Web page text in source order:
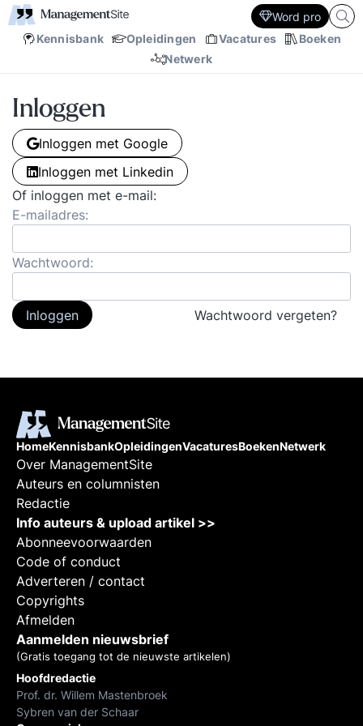
Kennisbank Opleidingen Vacatures
Boeken
Netwerk
Word pro
Inloggen
Inloggen met Google
Inloggen met Linkedin
Of inloggen met e-mail:
E-mailadres:
Wachtwoord:
Inloggen Wachtwoord vergeten?
HomeKennisbankOpleidingenVacaturesBoekenNetwerk
Over ManagementSite
Auteurs en columnisten
Redactie
Info auteurs & upload artikel >>
Abonneevoorwaarden
Code of conduct
Adverteren / contact
Copyrights
Afmelden
Aanmelden nieuwsbrief
(Gratis toegang tot de nieuwste artikelen)
Hoofdredactie
Prof. dr. Willem Mastenbroek
Sybren van der Schaar